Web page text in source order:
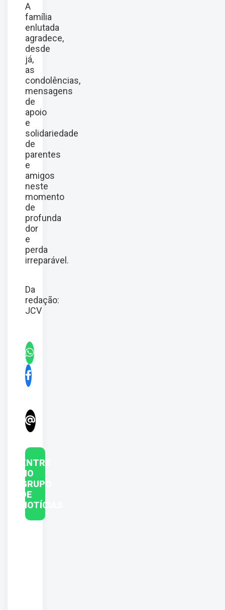
A
família
enlutada
agradece,
desde
já,
as
condolências,
mensagens
de
apoio
e
solidariedade
de
parentes
e
amigos
neste
momento
de
profunda
dor
e
perda
irreparável.
Da
redação:
JCV
ENTRE
NO
GRUPO
DE
NOTÍCIAS